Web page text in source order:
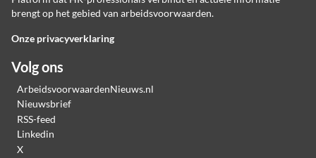
brengt op het gebied van arbeidsvoorwaarden.
Onze privacyverklaring
Volg ons
ArbeidsvoorwaardenNieuws.nl
Nieuwsbrief
RSS-feed
Linkedin
X